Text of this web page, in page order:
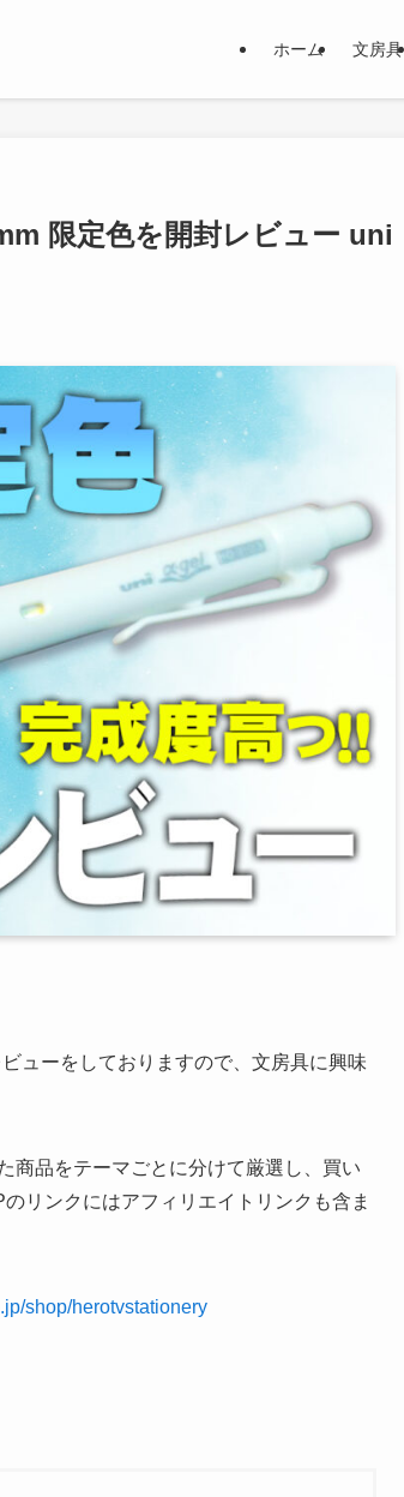
ホーム 文房具
限定色を開封レビュー uni
ューをしておりますので、文房具に興味
商品をテーマごとに分けて厳選し、買い
リンクにはアフィリエイトリンクも含ま
shop/herotvstationery